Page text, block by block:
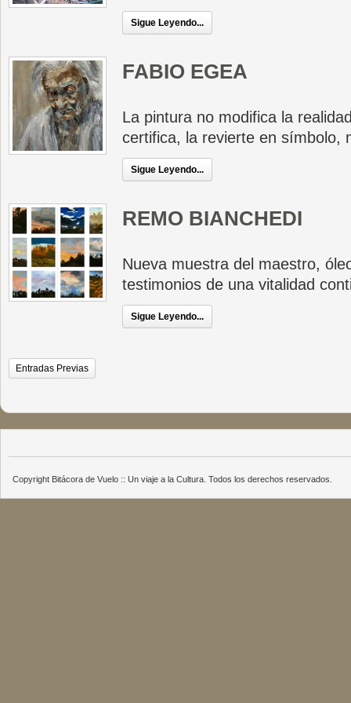
Sigue Leyendo...
FABIO EGEA
La pintura no modifica la
certifica, la revierte en símbolo,
Sigue Leyendo...
REMO BIANCHEDI
Nueva muestra del maestro,
testimonios de una vitalidad
Sigue Leyendo...
Entradas Previas
Copyright Bitácora de Vuelo :: Un viaje a la Cultura. Todos los derechos reservados.